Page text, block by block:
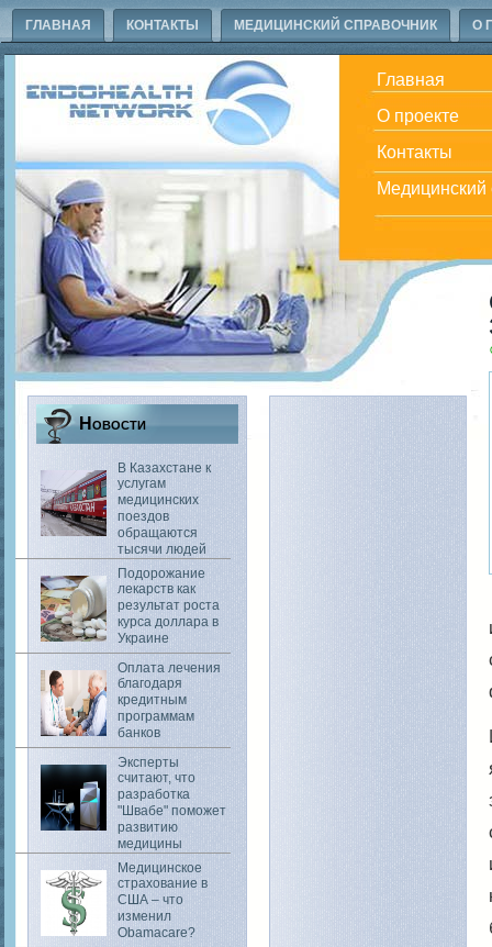
ГЛАВНАЯ КОНТАКТЫ МЕДИЦИНСКИЙ СПРАВОЧНИК О
Главная
О проекте
Контакты
Медицинский
Новости
В Казахстане к
услугам
медицинских
поездов
обращаются
тысячи людей
Подорожание
лекарств как
результат роста
курса доллара в
Украине
Оплата лечения
благодаря
кредитным
программам
банков
Эксперты
считают, что
разработка
"Швабе" поможет
развитию
медицины
Медицинское
страхование в
США – что
изменил
Obamacare?